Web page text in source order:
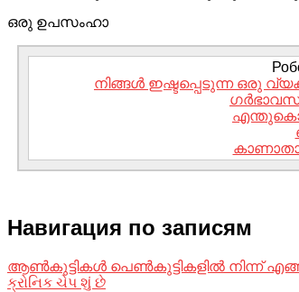
ഒരു ഉപസംഹാ
നിങ്ങൾ ഇഷ്ടപ്പെടുന്ന ഒരു
Навигация по записям
ആൺകുട്ടികൾ പെൺകുട്ടികളിൽ നിന്ന്
ક્રોનિક ચેપ શું છે